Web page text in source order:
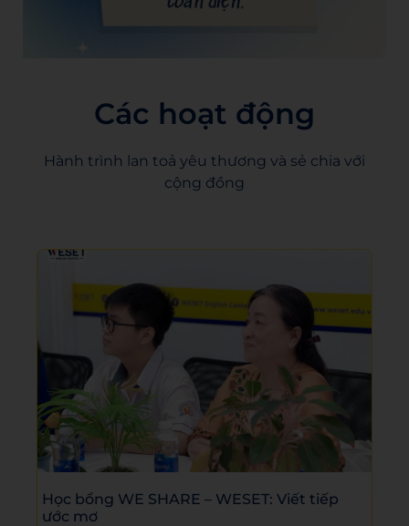
Các hoạt động
Hành trình lan toả yêu thương và sẻ chia với
cộng đồng
Học bổng WE SHARE – WESET: Viết tiếp
ước mơ